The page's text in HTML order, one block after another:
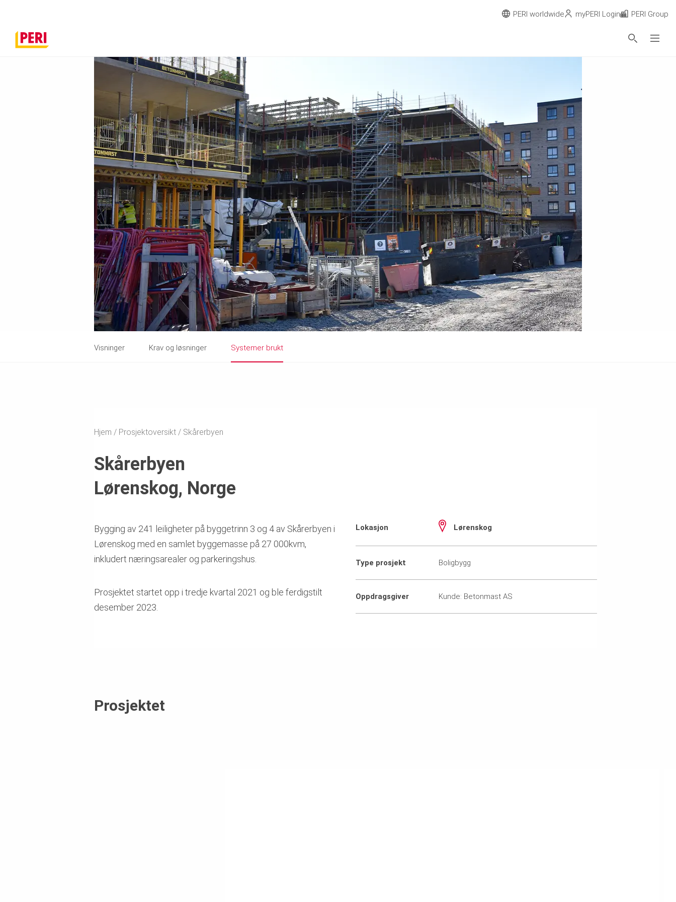
Visninger Krav og løsninger Systemer brukt
Hjem Prosjektoversikt Skårerbyen
Skårerbyen
Lørenskog, Norge
Bygging av 241 leiligheter på byggetrinn 3 og 4 av Skårerbyen i
Lørenskog med en samlet byggemasse på 27 000kvm,
inkludert næringsarealer og parkeringshus.
Prosjektet startet opp i tredje kvartal 2021 og ble ferdigstilt
desember 2023.
Lokasjon Lørenskog
Type prosjekt Boligbygg
Oppdragsgiver Kunde: Betonmast AS
Prosjektet
PERI worldwide myPERI Login PERI Group